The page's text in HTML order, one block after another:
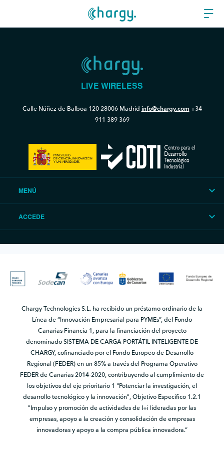
LIVE WIRELESS
Calle Núñez de Balboa 12028006 Madrid info@chargy.com +34
911 389 369
MENÚ
ACCEDE
Chargy Technologies S.L. ha recibido un préstamo ordinario de la
Línea de “Innovación Empresarial para PYMEs”, del Fondo
Canarias Financia 1, para la financiación del proyecto
denominado SISTEMA DE CARGA PORTÁTIL INTELIGENTE DE
CHARGY, cofinanciado por el Fondo Europeo de Desarrollo
Regional (FEDER) en un 85% a través del Programa Operativo
FEDER de Canarias 2014-2020, contribuyendo al cumplimiento de
los objetivos del eje prioritario 1 "Potenciar la investigación, el
desarrollo tecnológico y la innovación", Objetivo Específico 1.2.1
"Impulso y promoción de actividades de I+i lideradas por las
empresas, apoyo a la creación y consolidación de empresas
innovadoras y apoyo a la compra pública innovadora.”